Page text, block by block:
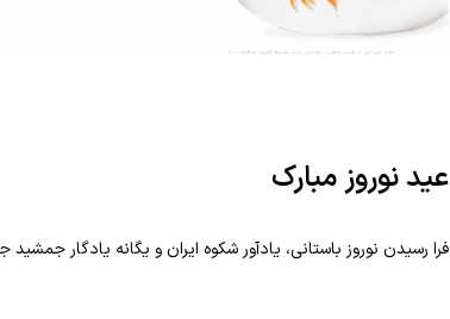
عید نوروز مبارک
فرا رسیدن نوروز باستانی، یادآور شکوه ایران و یگانه یادگار